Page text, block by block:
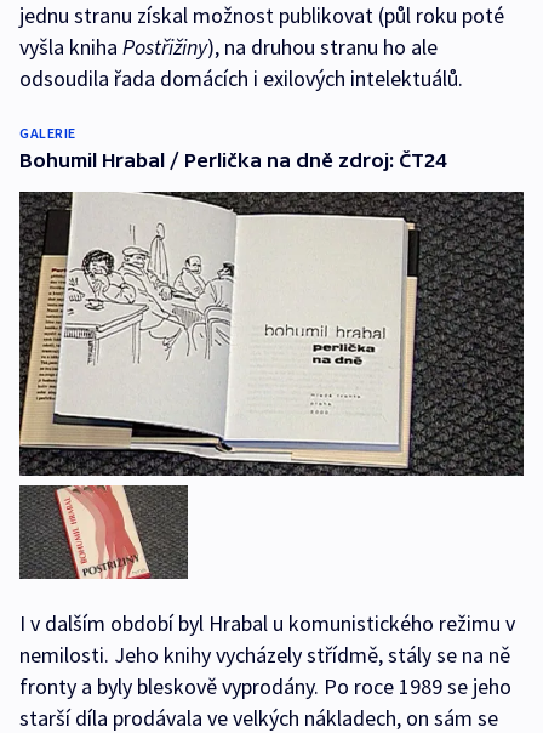
jednu stranu získal možnost publikovat (půl roku poté
vyšla kniha Postřižiny), na druhou stranu ho ale
odsoudila řada domácích i exilových intelektuálů.
GALERIE
Bohumil Hrabal / Perlička na dně zdroj: ČT24
I v dalším období byl Hrabal u komunistického režimu v
nemilosti. Jeho knihy vycházely střídmě, stály se na ně
fronty a byly bleskově vyprodány. Po roce 1989 se jeho
starší díla prodávala ve velkých nákladech, on sám se